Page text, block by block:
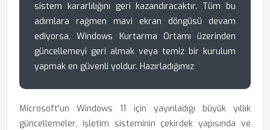
sistem kararlılığını geri kazandıracaktır. Tüm bu
adımlara rağmen mavi ekran döngüsü devam
ediyorsa, Windows Kurtarma Ortamı üzerinden
güncellemeyi geri almak veya temiz bir kurulum
yapmak en güvenli yoldur. Hazırladığımız
Microsoft'un Windows 11 için yayınladığı büyük yıllık
güncellemeler, işletim sisteminin çekirdek yapısında ve